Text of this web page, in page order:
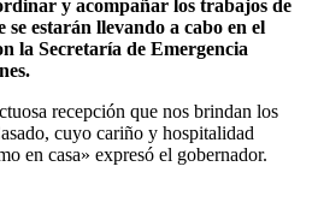
y acompañar los trabajos de
estarán llevando a cabo en el
la Secretaría de Emergencia
recepción que nos brindan los
cuyo cariño y hospitalidad
en casa» expresó el gobernador.